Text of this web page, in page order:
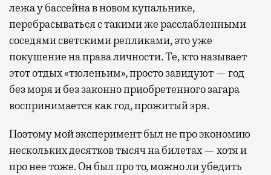
лежа у бассейна в новом купальнике,
перебрасываться с такими же расслабленными
соседями светскими репликами, это уже
покушение на права личности. Те, кто называет
этот отдых «тюленьим», просто завидуют — год
без моря и без законно приобретенного загара
воспринимается как год, прожитый зря.
Поэтому мой эксперимент был не про экономию
нескольких десятков тысяч на билетах — хотя и
про нее тоже. Он был про то, можно ли убедить